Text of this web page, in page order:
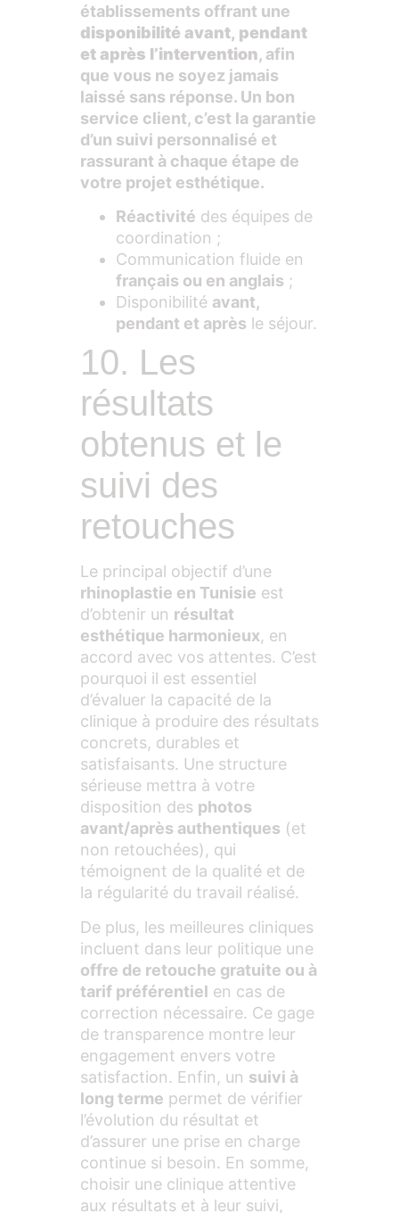
établissements offrant une
disponibilité avant, pendant
et après l’intervention, afin
que vous ne soyez jamais
laissé sans réponse. Un bon
service client, c’est la garantie
d’un suivi personnalisé et
rassurant à chaque étape de
votre projet esthétique.
Réactivité des équipes de
coordination ;
Communication fluide en
français ou en anglais ;
Disponibilité avant,
pendant et après le séjour.
10. Les
résultats
obtenus et le
suivi des
retouches
Le principal objectif d’une
rhinoplastie en Tunisie est
d’obtenir un résultat
esthétique harmonieux, en
accord avec vos attentes. C’est
pourquoi il est essentiel
d’évaluer la capacité de la
clinique à produire des résultats
concrets, durables et
satisfaisants. Une structure
sérieuse mettra à votre
disposition des photos
avant/après authentiques (et
non retouchées), qui
témoignent de la qualité et de
la régularité du travail réalisé.
De plus, les meilleures cliniques
incluent dans leur politique une
offre de retouche gratuite ou à
tarif préférentiel en cas de
correction nécessaire. Ce gage
de transparence montre leur
engagement envers votre
satisfaction. Enfin, un suivi à
long terme permet de vérifier
l’évolution du résultat et
d’assurer une prise en charge
continue si besoin. En somme,
choisir une clinique attentive
aux résultats et à leur suivi,